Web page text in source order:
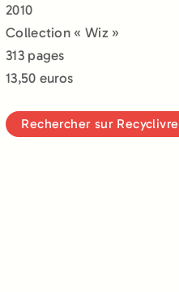
2010
Collection « Wiz »
313 pages
13,50 euros
Rechercher sur Recyclivre